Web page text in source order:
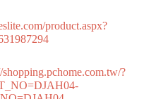
product.aspx?
shopping.pchome.com.tw/?